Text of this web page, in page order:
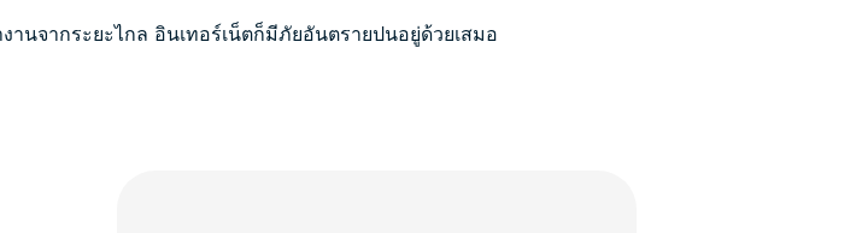
นจากระยะไกล อินเทอร์เน็ตก็มีภัยอันตรายปนอยู่ด้วยเสมอ